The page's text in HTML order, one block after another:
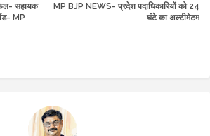
tte ats
MP BJP NEWS- प्रदेश पदाधिकारियों को 24
घंटे का अल्टीमेटम
फेल- सहायक
MP